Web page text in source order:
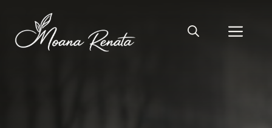
contenu